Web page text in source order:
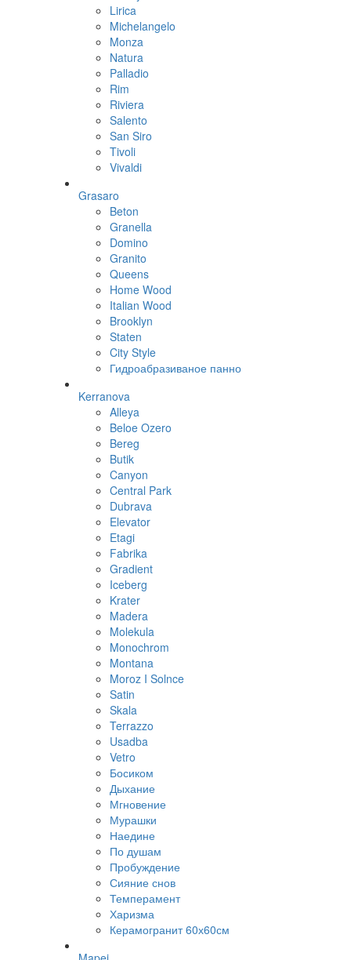
Lirica
Michelangelo
Monza
Natura
Palladio
Rim
Riviera
Salento
San Siro
Tivoli
Vivaldi
Grasaro
Beton
Granella
Domino
Granito
Queens
Home Wood
Italian Wood
Brooklyn
Staten
City Style
Гидроабразиваное панно
Kerranova
Alleya
Beloe Ozero
Bereg
Butik
Canyon
Central Park
Dubrava
Elevator
Etagi
Fabrika
Gradient
Iceberg
Krater
Madera
Molekula
Monochrom
Montana
Moroz I Solnce
Satin
Skala
Terrazzo
Usadba
Vetro
Босиком
Дыхание
Мгновение
Мурашки
Наедине
По душам
Пробуждение
Сияние снов
Темперамент
Харизма
Керамогранит 60х60см